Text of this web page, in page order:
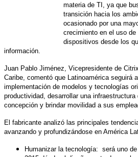
materia de TI, ya que
transición hacia los
ocasionado por una
crecimiento en el uso
dispositivos desde los
información.
Juan Pablo Jiménez, Vicepresidente de
Caribe, comentó que Latinoamérica seguirá
implementación de modelos y tecnologías
productividad, desarrollar una
concepción y brindar movilidad a sus
El fabricante analizó las principales
avanzando y profundizándose en América
Humanizar la tecnología: será uno